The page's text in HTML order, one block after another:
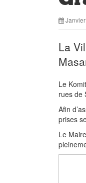
La
Le
rues de
Afin
prises
Le